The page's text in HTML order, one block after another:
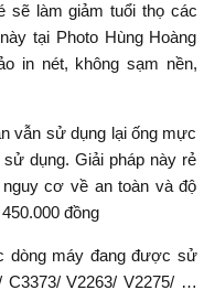
sẽ làm giảm tuổi thọ các
tại Photo Hùng Hoàng
in nét, không sạm nền,
vẫn sử dụng lại ống mực
dụng. Giải pháp này rẻ
cơ về an toàn và độ
đồng
dòng máy đang được sử
C3373/ V2263/ V2275/ …